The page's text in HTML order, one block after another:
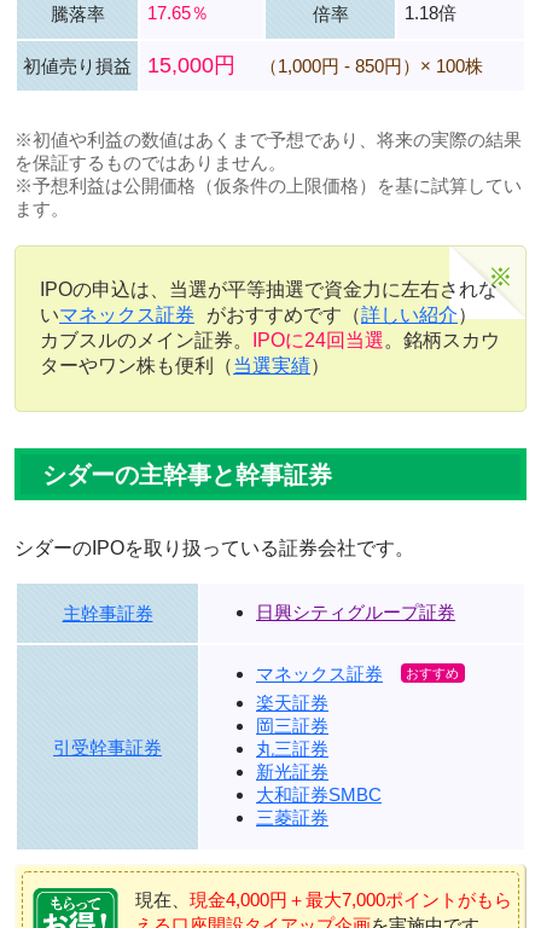
騰落率 17.65％ 倍率 1.18倍
初値売り損益 15,000円 （1,000円 - 850円）× 100株
※初値や利益の数値はあくまで予想であり、将来の実際の結果
を保証するものではありません。
※予想利益は公開価格（仮条件の上限価格）を基に試算してい
ます。
IPOの申込は、当選が平等抽選で資金力に左右されな
いマネックス証券 がおすすめです（詳しい紹介）
カブスルのメイン証券。
IPOに24回当選。銘柄スカウ
ターやワン株も便利（当選実績）
シダーの主幹事と幹事証券
シダーのIPOを取り扱っている証券会社です。
主幹事証券 日興シティグループ証券
引受幹事証券
マネックス証券
楽天証券
岡三証券
丸三証券
新光証券
大和証券SMBC
三菱証券
現在、 現金4,000円＋最大7,000ポイントがもら